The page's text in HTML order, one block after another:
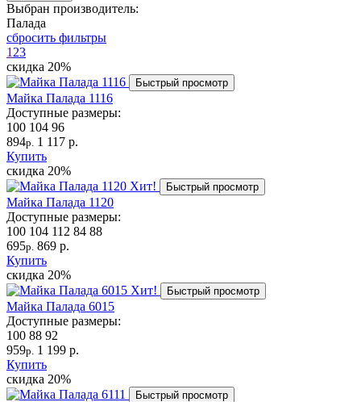
Выбран производитель:
Палада
сбросить фильтры
1 23
скидка 20%
Быстрый просмотр
Майка Палада 1116
Доступные размеры:
100 104 96
894р. 1 117 р.
Купить
скидка 20%
Хит!
Быстрый просмотр
Майка Палада 1120
Доступные размеры:
100 104 112 84 88
695р. 869 р.
Купить
скидка 20%
Хит!
Быстрый просмотр
Майка Палада 6015
Доступные размеры:
100 88 92
959р. 1 199 р.
Купить
скидка 20%
Быстрый просмотр